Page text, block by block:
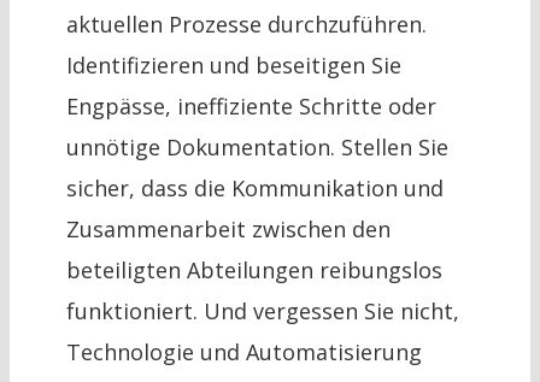
aktuellen Prozesse durchzuführen.
Identifizieren und beseitigen Sie
Engpässe, ineffiziente Schritte oder
unnötige Dokumentation. Stellen Sie
sicher, dass die Kommunikation und
Zusammenarbeit zwischen den
beteiligten Abteilungen reibungslos
funktioniert. Und vergessen Sie nicht,
Technologie und Automatisierung